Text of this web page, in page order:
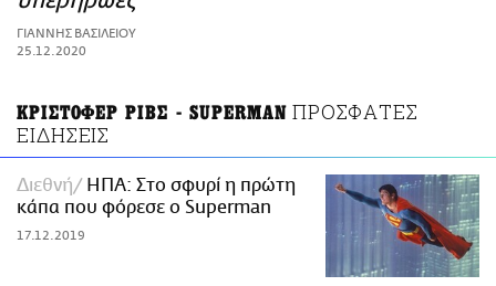
ΑΜΠΑ
PRINT
ΓΙΑΝΝΗΣ ΒΑΣΙΛΕΙΟΥ
25.12.2020
ΚΡΙΣΤΟΦΕΡ ΡΙΒΣ - SUPERMAN ΠΡΟΣΦΑΤΕΣ
ΕΙΔΗΣΕΙΣ
Διεθνή
ΗΠΑ: Στο σφυρί η πρώτη
κάπα που φόρεσε ο Superman
17.12.2019